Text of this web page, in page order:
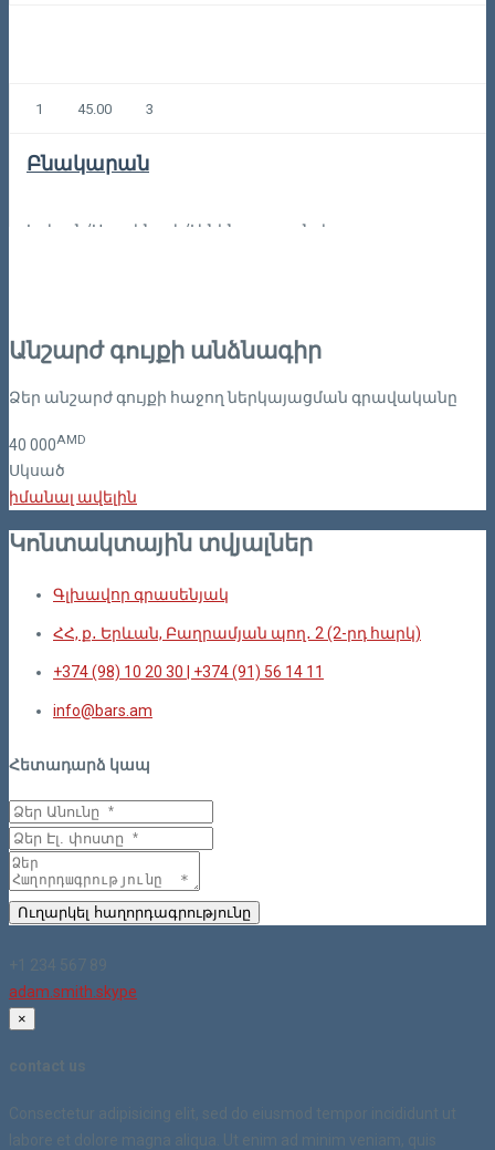
1 45.00 3
Բնակարան
Երևան/Աջափնյակ/Լենինգրադյան փողոց
Անշարժ գույքի անձնագիր
Ձեր անշարժ գույքի հաջող ներկայացման գրավականը
40 000AMD
Սկսած
իմանալ ավելին
Կոնտակտային տվյալներ
Գլխավոր գրասենյակ
ՀՀ, ք․ Երևան, Բաղրամյան պող․ 2 (2-րդ հարկ)
+374 (98) 10 20 30 | +374 (91) 56 14 11
info@bars.am
Հետադարձ կապ
Ուղարկել հաղորդագրությունը
+1 234 567 89
adam.smith.skype
×
contact us
Consectetur adipisicing elit, sed do eiusmod tempor incididunt ut
labore et dolore magna aliqua. Ut enim ad minim veniam, quis